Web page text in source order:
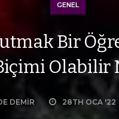
GENEL
Bir
Olabilir
DEMIR 28TH OCA '22